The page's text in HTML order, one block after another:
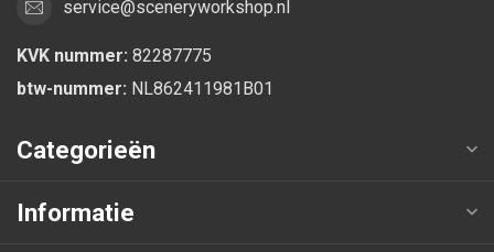
service@sceneryworkshop.nl
KVK nummer: 82287775
btw-nummer: NL862411981B01
Categorieën
Informatie